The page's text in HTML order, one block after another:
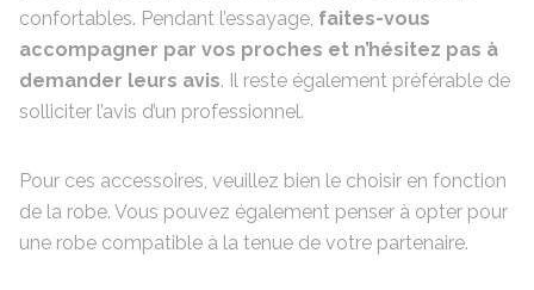
confortables. Pendant l’essayage, faites-vous
accompagner par vos proches et n’hésitez pas à
demander leurs avis. Il reste également préférable de
solliciter l’avis d’un professionnel.
Pour ces accessoires, veuillez bien le choisir en fonction
de la robe. Vous pouvez également penser à opter pour
une robe compatible à la tenue de votre partenaire.